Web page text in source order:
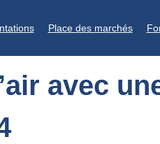
Place des marchés
avec